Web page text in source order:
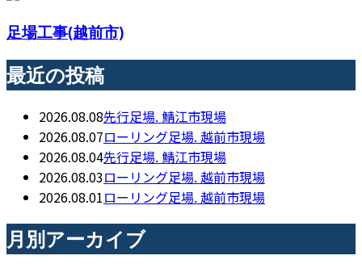
足場工事(越前市)
最近の投稿
2026.08.08先行足場. 鯖江市現場
2026.08.07ローリング足場. 越前市現場
2026.08.04先行足場. 鯖江市現場
2026.08.03ローリング足場. 越前市現場
2026.08.01ローリング足場. 越前市現場
月別アーカイブ